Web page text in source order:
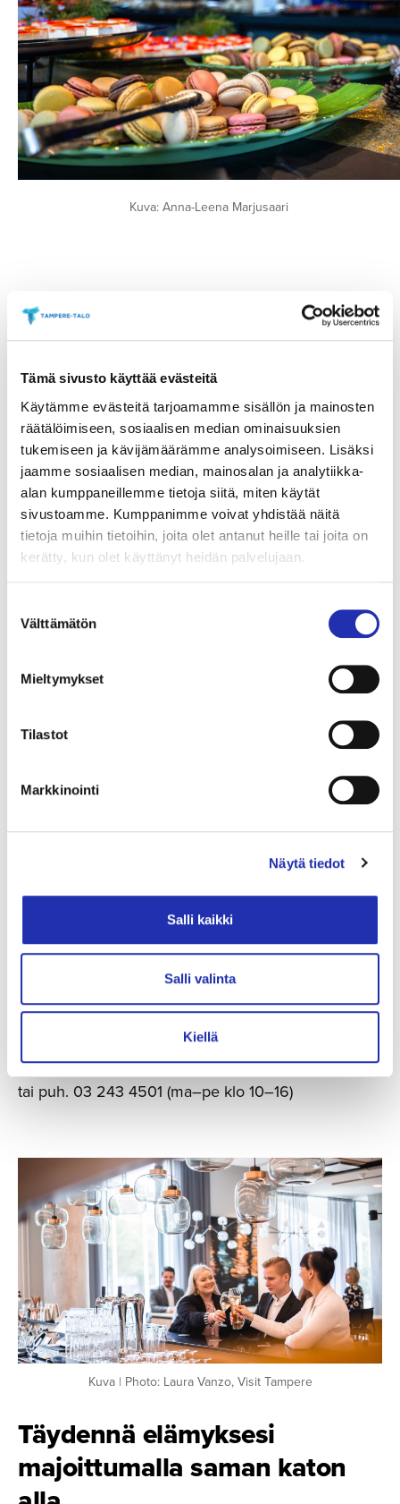
Tämä sivusto käyttää evästeitä
Käytämme evästeitä tarjoamamme sisällön ja mainosten
räätälöimiseen, sosiaalisen median ominaisuuksien
tukemiseen ja kävijämäärämme analysoimiseen. Lisäksi
jaamme sosiaalisen median, mainosalan ja analytiikka-
alan kumppaneillemme tietoja siitä, miten käytät
sivustoamme. Kumppanimme voivat yhdistää näitä
tietoja muihin tietoihin, joita olet antanut heille tai joita on
kerätty, kun olet käyttänyt heidän palvelujaan.
valinta
Välttämätön
Mieltymykset
Tilastot
Markkinointi
Näytä tiedot
Salli kaikki
Salli valinta
Kiellä
Kuva: Anna-Leena Marjusaari
Makeat tuotteet
Suolaiset tuotteet
Varmista haluamasi tarjoilut ja osta ne etukäteen.
Voit tilata tarjoilut haluamasi tapahtuman ”tilaa
Varaa liput ryhmällesi
ryhmamyynti@tampere-talo.fi
tai puh. 03 243 4501 (ma–pe klo 10–16)
Kuva | Photo: Laura Vanzo, Visit Tampere
Täydennä elämyksesi
majoittu­malla saman katon